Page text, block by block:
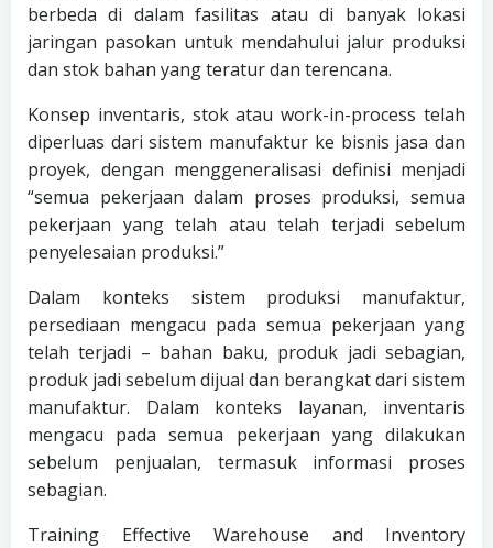
berbeda di dalam fasilitas atau di banyak lokasi
jaringan pasokan untuk mendahului jalur produksi
dan stok bahan yang teratur dan terencana.
Konsep inventaris, stok atau work-in-process telah
diperluas dari sistem manufaktur ke bisnis jasa dan
proyek, dengan menggeneralisasi definisi menjadi
“semua pekerjaan dalam proses produksi, semua
pekerjaan yang telah atau telah terjadi sebelum
penyelesaian produksi.”
Dalam konteks sistem produksi manufaktur,
persediaan mengacu pada semua pekerjaan yang
telah terjadi – bahan baku, produk jadi sebagian,
produk jadi sebelum dijual dan berangkat dari sistem
manufaktur. Dalam konteks layanan, inventaris
mengacu pada semua pekerjaan yang dilakukan
sebelum penjualan, termasuk informasi proses
sebagian.
Training Effective Warehouse and Inventory